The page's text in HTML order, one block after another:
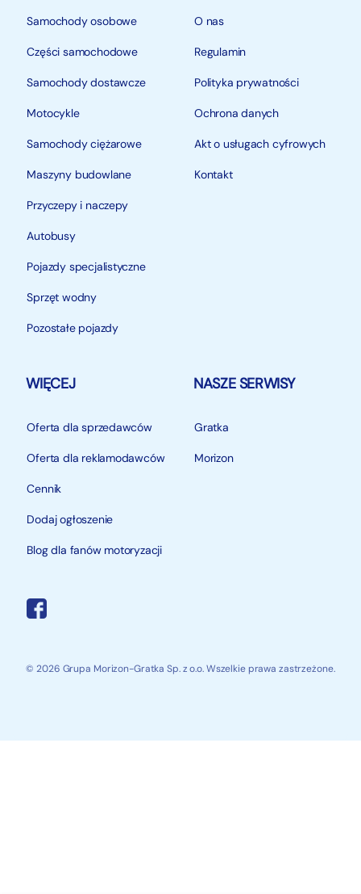
Samochody osobowe
Części samochodowe
Samochody dostawcze
Motocykle
Samochody ciężarowe
Maszyny budowlane
Przyczepy i naczepy
Autobusy
Pojazdy specjalistyczne
Sprzęt wodny
Pozostałe pojazdy
O nas
Regulamin
Polityka prywatności
Ochrona danych
Akt o usługach cyfrowych
Kontakt
WIĘCEJ
Oferta dla sprzedawców
Oferta dla reklamodawców
Cennik
Dodaj ogłoszenie
Blog dla fanów motoryzacji
NASZE SERWISY
Gratka
Morizon
© 2026 Grupa Morizon-Gratka Sp. z o.o. Wszelkie prawa zastrzeżone.